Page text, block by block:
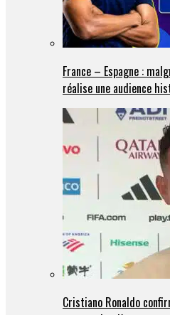
France – Espagne :
réalise une audience
Cristiano Ronaldo